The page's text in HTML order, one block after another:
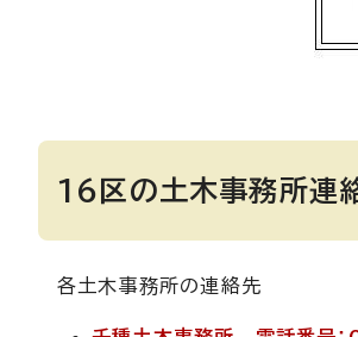
16区の土木事務所連
各土木事務所の連絡先